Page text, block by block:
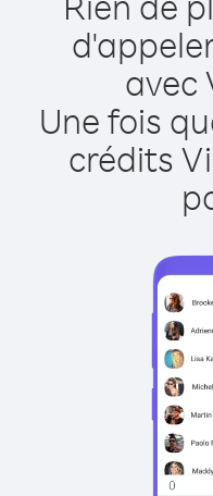
avec
Une fois
crédits